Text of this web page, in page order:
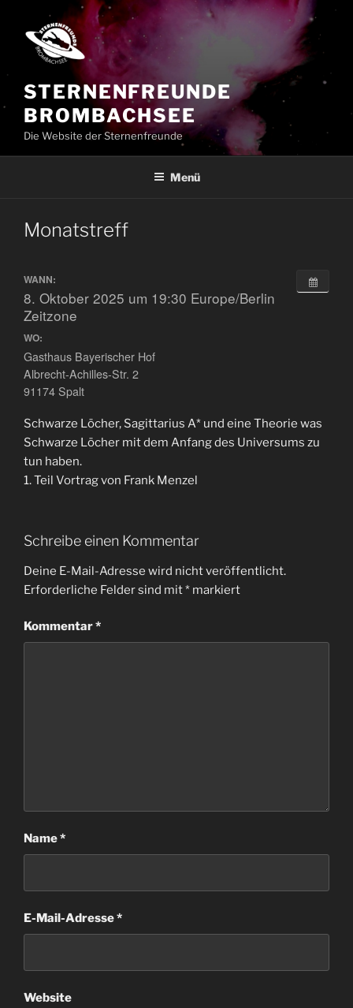
Inhalt
springen
STERNENFREUNDE
BROMBACHSEE
Die Website der Sternenfreunde
Menü
Monatstreff
WANN:
8. Oktober 2025 um 19:30 Europe/Berlin
Zeitzone
WO:
Gasthaus Bayerischer Hof
Albrecht-Achilles-Str. 2
91174 Spalt
Schwarze Löcher, Sagittarius A* und eine Theorie was
Schwarze Löcher mit dem Anfang des Universums zu
tun haben.
1. Teil Vortrag von Frank Menzel
Schreibe einen Kommentar
Deine E-Mail-Adresse wird nicht veröffentlicht.
Erforderliche Felder sind mit* markiert
Kommentar*
Name*
E-Mail-Adresse*
Website